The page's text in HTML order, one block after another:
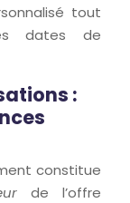
tout
dates de
:
constitue
de l’offre